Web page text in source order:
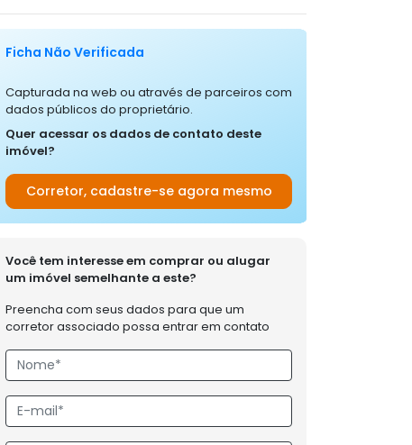
Ficha Não Verificada
Capturada na web ou através de parceiros com
dados públicos do proprietário.
Quer acessar os dados de contato deste
imóvel?
Corretor, cadastre-se agora mesmo
Você tem interesse em comprar ou alugar
um imóvel semelhante a este?
Preencha com seus dados para que um
corretor associado possa entrar em contato